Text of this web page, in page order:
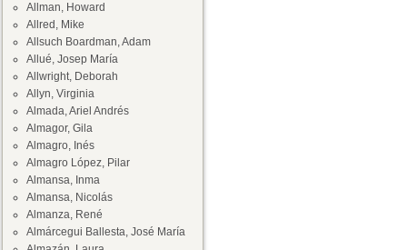
Allman, Howard
Allred, Mike
Allsuch Boardman, Adam
Allué, Josep María
Allwright, Deborah
Allyn, Virginia
Almada, Ariel Andrés
Almagor, Gila
Almagro, Inés
Almagro López, Pilar
Almansa, Inma
Almansa, Nicolás
Almanza, René
Almárcegui Ballesta, José María